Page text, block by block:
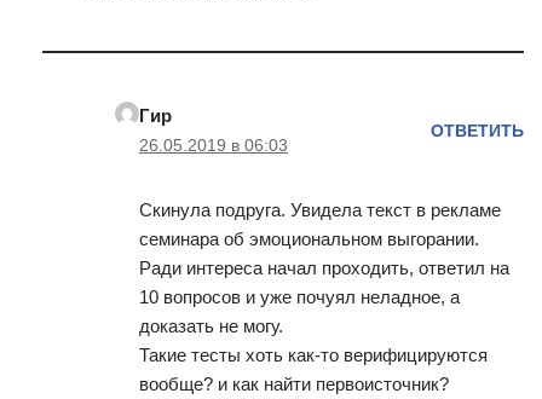
Гир
26.05.2019 в 06:03
ОТВЕТИТЬ
Скинула подруга. Увидела текст в рекламе
семинара об эмоциональном выгорании.
Ради интереса начал проходить, ответил на
10 вопросов и уже почуял неладное, а
доказать не могу.
Такие тесты хоть как-то верифицируются
вообще? и как найти первоисточник?